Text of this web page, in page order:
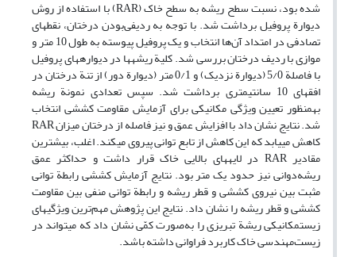
شده بود، نسبت سطح ریشه به سطح خاک (RAR) با استفاده از روش
دیوارة پروفیل برداشت شد. با توجه به ردیفی‌بودن درختان، نقطه‏‏ای
تصادفی در امتداد آن‌ها انتخاب و یک پروفیل پیوسته به طول 10 متر و
موازی با ردیف درختان بررسی شد. کلیة ریشه‏ها در دیواره‏های پروفیل
با فاصلة 5/0 (دیوارة نزدیک) و 0/1 متر (دیوارة دور) از تنة درختان در
افق‏های 10 سانتی‏متری برداشت شد. سپس تعدادی نمونة ریشه
به‏‏منظور تعیین ویژگی مکانیکی برای آزمایش مقاومت کششی انتخاب
شد. نتایج نشان داد با افزایش عمق و نیز فاصله از درختان میزان RAR
کاهش می‏‏یابد که این کاهش از تابع توانی پیروی می‏کند. اغلب، بیشترین
مقادیر RAR در لایه‏‏های بالایی خاک قرار داشت و حداکثر عمق
ریشه‌دوانی نیز حدود یک متر بود. نتایج آزمایش کششی رابطة توانی
مثبت بین نیروی کششی و قطر ریشه و رابطة توانی منفی بین مقاومت
کششی و قطر ریشه را نشان داد. نتایج این پژوهش مهم‌ترین ویژگی‏های
زیست‏‏مکانیکی ریشة تبریزی را به‌صورت کمّی ‏‏نشان داد که می‏‏تواند در
زیست‌مهندسی خاک کاربرد فراوانی داشته باشد.